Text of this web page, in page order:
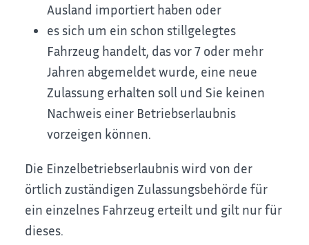
Ausland importiert haben oder
es sich um ein schon stillgelegtes
Fahrzeug handelt, das vor 7 oder mehr
Jahren abgemeldet wurde, eine neue
Zulassung erhalten soll und Sie keinen
Nachweis einer Betriebserlaubnis
vorzeigen können.
Die Einzelbetriebserlaubnis wird von der
örtlich zuständigen Zulassungsbehörde für
ein einzelnes Fahrzeug erteilt und gilt nur für
dieses.